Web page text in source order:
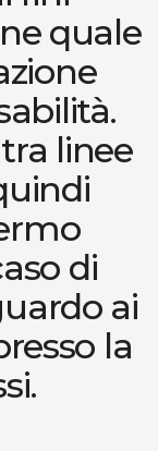
quale
linee
di
ai
la